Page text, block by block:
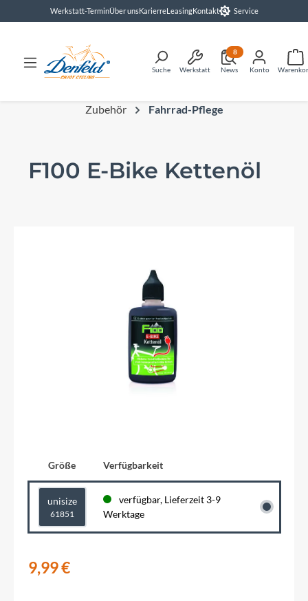
springenWerkstatt-TerminÜber unsKarierreLeasingKontakt Service
Suche Werkstatt News
8
Konto
Zubehör Fahrrad-Pflege
F100 E-Bike Kettenöl
Größe Verfügbarkeit
unisize
61851
verfügbar, Lieferzeit 3-9
Werktage
9,99 €